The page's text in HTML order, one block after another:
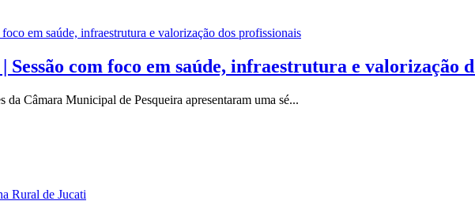
com foco em saúde, infraestrutura e valorização
da Câmara Municipal de Pesqueira apresentaram uma sé...